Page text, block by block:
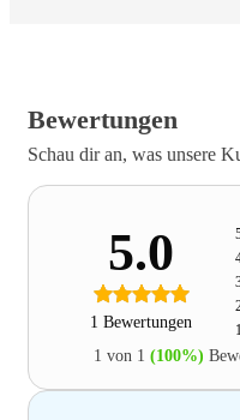
Bewertungen
Schau dir an, was unsere
5.0
1 Bewertungen
1 von 1 (100%)